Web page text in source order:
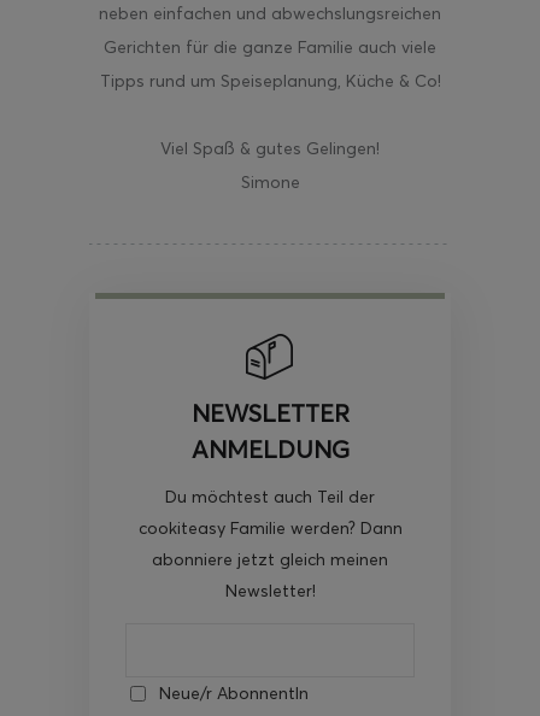
neben einfachen und abwechslungsreichen
Gerichten für die ganze Familie auch viele
Tipps rund um Speiseplanung, Küche & Co!
Viel Spaß & gutes Gelingen!
Simone
NEWSLETTER
ANMELDUNG
Du möchtest auch Teil der
cookiteasy Familie werden? Dann
abonniere jetzt gleich meinen
Newsletter!
Neue/r AbonnentIn